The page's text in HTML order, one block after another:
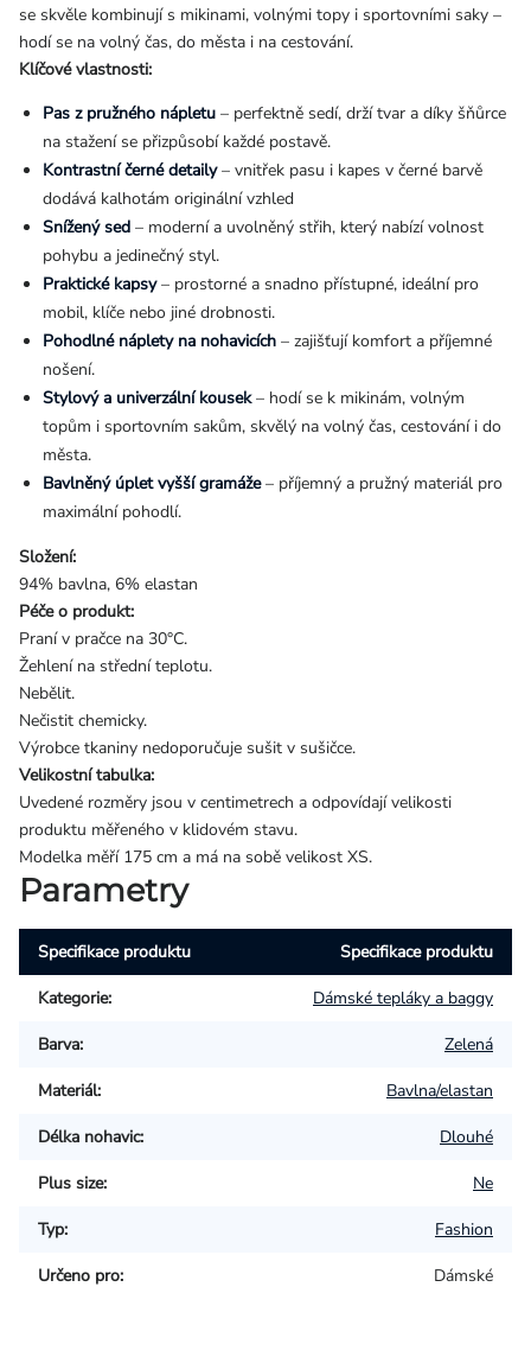
se skvěle kombinují s mikinami, volnými topy i sportovními saky –
hodí se na volný čas, do města i na cestování.
Klíčové vlastnosti:
Pas z pružného nápletu – perfektně sedí, drží tvar a díky šňůrce
na stažení se přizpůsobí každé postavě.
Kontrastní černé detaily– vnitřek pasu i kapes v černé barvě
dodává kalhotám originální vzhled
Snížený sed – moderní a uvolněný střih, který nabízí volnost
pohybu a jedinečný styl.
Praktické kapsy– prostorné a snadno přístupné, ideální pro
mobil, klíče nebo jiné drobnosti.
Pohodlné náplety na nohavicích – zajišťují komfort a příjemné
nošení.
Stylový a univerzální kousek– hodí se k mikinám, volným
topům i sportovním sakům, skvělý na volný čas, cestování i do
města.
Bavlněný úplet vyšší gramáže– příjemný a pružný materiál pro
maximální pohodlí.
Složení:
94% bavlna, 6% elastan
Péče o produkt:
Praní v pračce na 30°C.
Žehlení na střední teplotu.
Nebělit.
Nečistit chemicky.
Výrobce tkaniny nedoporučuje sušit v sušičce.
Velikostní tabulka:
Uvedené rozměry jsou v centimetrech a odpovídají velikosti
produktu měřeného v klidovém stavu.
Modelka měří 175 cm a má na sobě velikost XS.
Parametry
Specifikace produktu Specifikace produktu
Kategorie: Dámské tepláky a baggy
Barva: Zelená
Materiál: Bavlna/elastan
Délka nohavic: Dlouhé
Plus size: Ne
Typ: Fashion
Určeno pro: Dámské